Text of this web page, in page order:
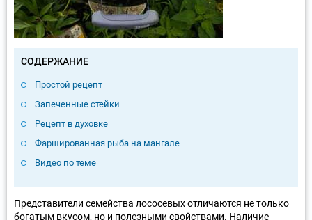
СОДЕРЖАНИЕ
Простой рецепт
Запеченные стейки
Рецепт в духовке
Фаршированная рыба на мангале
Видео по теме
Представители семейства лососевых отличаются не только
богатым вкусом, но и полезными свойствами. Наличие